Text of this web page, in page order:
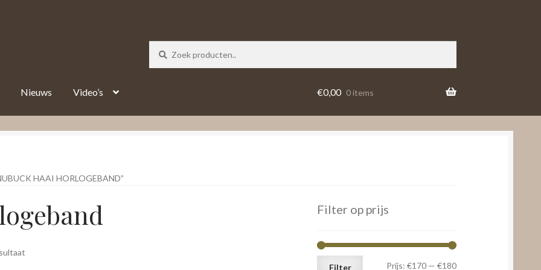
Nieuws Video’s €0,00 0 items
HAAI HORLOGEBAND”
Filter op prijs
Min.
Max.
Filter Prijs: €170— €180